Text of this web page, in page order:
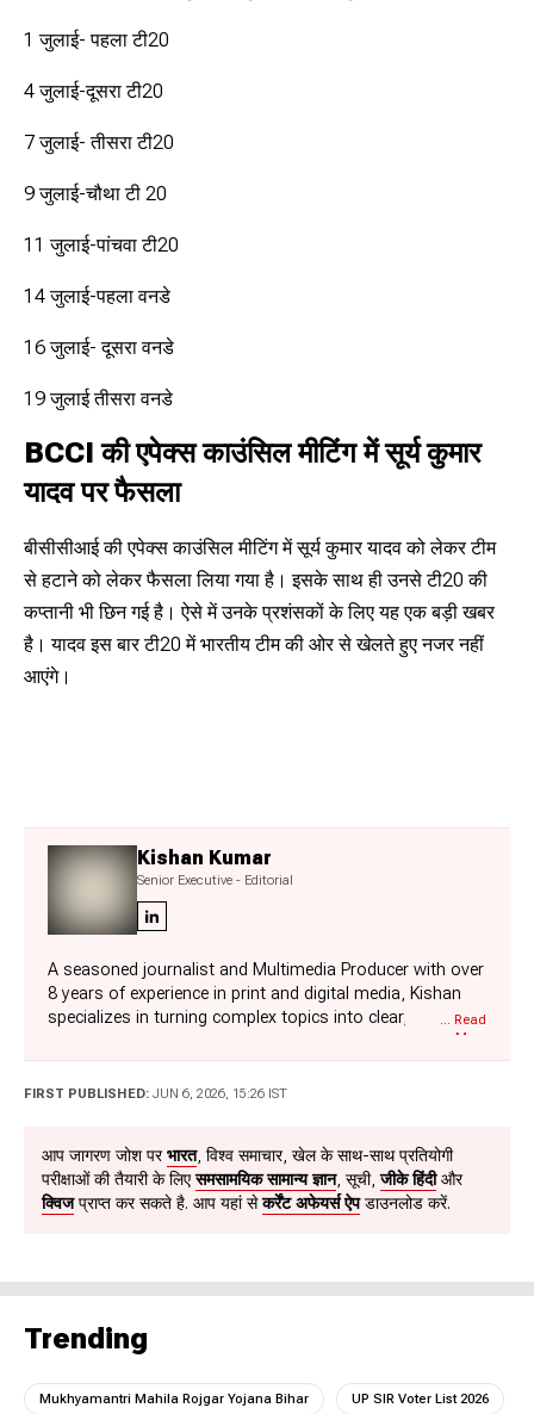
1 जुलाई- पहला टी20
4 जुलाई-दूसरा टी20
7 जुलाई- तीसरा टी20
9 जुलाई-चौथा टी 20
11 जुलाई-पांचवा टी20
14 जुलाई-पहला वनडे
16 जुलाई- दूसरा वनडे
19 जुलाई तीसरा वनडे
BCCI की एपेक्स काउंसिल मीटिंग में सूर्य कुमार
यादव पर फैसला
बीसीसीआई की एपेक्स काउंसिल मीटिंग में सूर्य कुमार यादव को लेकर टीम
से हटाने को लेकर फैसला लिया गया है। इसके साथ ही उनसे टी20 की
कप्तानी भी छिन गई है। ऐसे में उनके प्रशंसकों के लिए यह एक बड़ी खबर
है। यादव इस बार टी20 में भारतीय टीम की ओर से खेलते हुए नजर नहीं
आएंगे।
Kishan Kumar
Senior Executive - Editorial
A seasoned journalist and Multimedia Producer with over
8 years of experience in print and digital media, Kishan
specializes in turning complex topics into clear,
Content Writer in the GK section at Jagran Josh, he
brings deep subject expertise in History, Polity, and
at Kishan.kumar@jagrannewmedia.com.
... Read
More
FIRST PUBLISHED: JUN 6, 2026, 15:26 IST
आप जागरण जोश परभारत, विश्व समाचार, खेल के साथ-साथ प्रतियोगी
परीक्षाओं की तैयारी के लिएसमसामयिक सामान्य ज्ञान, सूची,जीके हिंदीऔर
क्विजप्राप्त कर सकते है. आप यहां सेकर्रेंट अफेयर्स ऐपडाउनलोड करें.
Trending
Mukhyamantri Mahila Rojgar Yojana Bihar UP SIR Voter List 2026